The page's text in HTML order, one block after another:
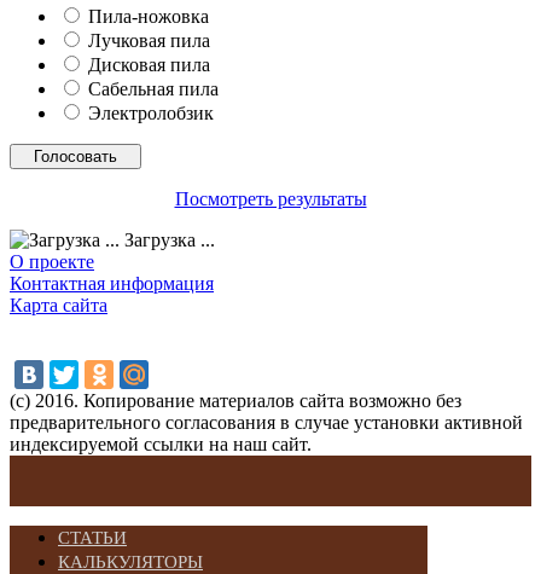
Пила-ножовка
Лучковая пила
Дисковая пила
Сабельная пила
Электролобзик
Посмотреть результаты
Загрузка ...
О проекте
Контактная информация
Карта сайта
(с) 2016. Копирование материалов сайта возможно без
предварительного согласования в случае установки активной
индексируемой ссылки на наш сайт.
СТАТЬИ
КАЛЬКУЛЯТОРЫ